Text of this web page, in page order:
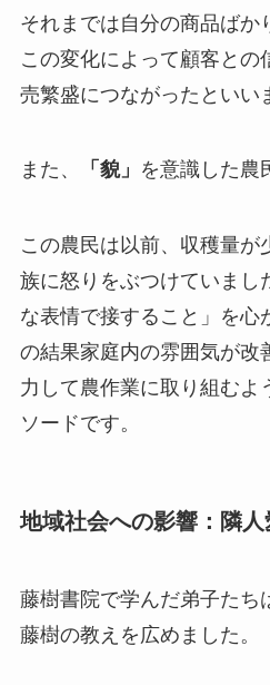
それまでは自分の商品ばか
この変化によって顧客との
売繁盛につながったといい
また、 「貌」 を意識した農
この農民は以前、収穫量が
族に怒りをぶつけていまし
な表情で接すること」を心
の結果家庭内の雰囲気が改
力して農作業に取り組むよ
ソードです。
地域社会への影響：隣
藤樹書院で学んだ弟子たち
藤樹の教えを広めました。